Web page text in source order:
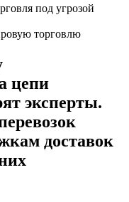
торговлю
цепи
эксперты.
доставок